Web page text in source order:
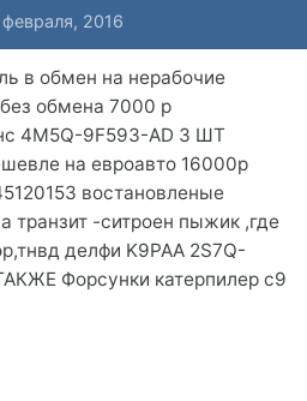
февраля, 2016
в обмен на нерабочие
обмена 7000 р
4M5Q-9F593-AD 3 ШТ
на евроавто 16000р
востановленые
транзит -ситроен пыжик ,где
делфи K9PAA 2S7Q-
Форсунки катерпилер с9